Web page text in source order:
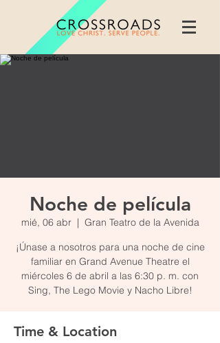
Noche de película
mié, 06 abr
  |
Gran Teatro de la Avenida
¡Únase a nosotros para una noche de cine
familiar en Grand Avenue Theatre el
miércoles 6 de abril a las 6:30 p. m. con
Sing, The Lego Movie y Nacho Libre!
Time & Location